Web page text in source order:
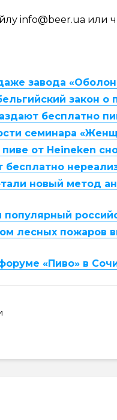
info@beer.ua или
завода
закон о
бесплатно
семинара
от Heineken
бесплатно
новый метод
популярный
лесных пожаров
«Пиво» в